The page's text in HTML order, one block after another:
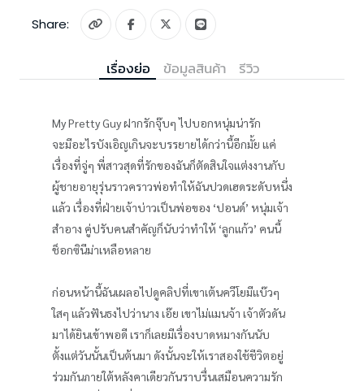
Share:
เรื่องย่อ ข้อมูลสินค้า รีวิว
My Pretty Guy ฝากรักจุ๊บๆ ไปบอกหนุ่มน่ารัก
จะมีอะไรบังเอิญเกินจะบรรยายได้กว่านี้อีกมั้ย แค่
เรื่องที่จู่ๆ พี่สาวสุดที่รักของฉันก็ตัดสินใจแต่งงานกับ
ผู้ชายอายุรุ่นราวคราวพ่อทำให้ฉันปวดเฮดระดับหนึ่ง
แล้ว เรื่องที่ฝ่ายเจ้าบ่าวเป็นพ่อของ ‘ปอนด์’ หนุ่มเจ้า
สำอาง คู่ปรับคนสำคัญก็นับว่าทำให้ ‘ลูกแก้ว’ คนนี้
ช็อกซินีม่าเหลือหลาย
ก่อนหน้านี้ฉันเผลอไปดูคลิปที่เขาเต้นควีโยมีแบ๊วๆ
ใสๆ แล้วฟันธงไปว่านาง เอ๊ย เขาไม่แมนจ้า เจ้าตัวดัน
มาได้ยินเข้าพอดี เราก็เลยมีเรื่องบาดหมางกันนับ
ตั้งแต่วันนั้นเป็นต้นมา ดังนั้นจะให้เราสองใช้ชีวิตอยู่
ร่วมกันภายใต้หลังคาเดียวกันราบรื่นเสมือนความรัก